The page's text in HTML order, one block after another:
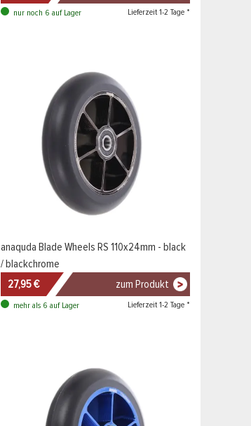
nur noch 6 auf Lager Lieferzeit 1-2 Tage *
anaquda Blade Wheels RS 110x24mm - black
/ blackchrome
27,95 €
zum Produkt
mehr als 6 auf Lager Lieferzeit 1-2 Tage *